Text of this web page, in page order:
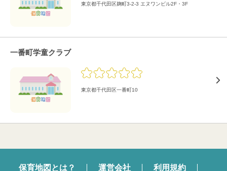
東京都千代田区麹町3-2-3 エヌワンビル2F・3F
一番町学童クラブ
東京都千代田区一番町10
保育地図とは？ 運営会社 利用規約